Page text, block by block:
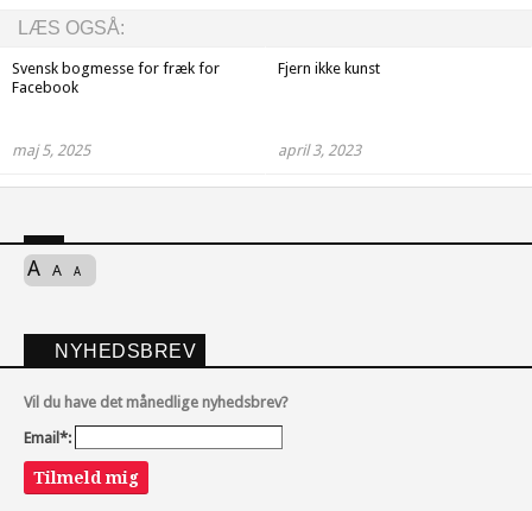
LÆS OGSÅ:
Svensk bogmesse for fræk for
Facebook
maj 5, 2025
Fjern ikke kunst
april 3, 2023
A A A
NYHEDSBREV
Vil du have det månedlige nyhedsbrev?
Email*:
Tilmeld mig